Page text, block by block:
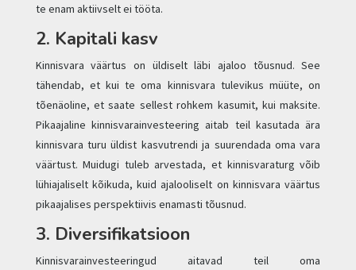
te enam aktiivselt ei tööta.
2. Kapitali kasv
Kinnisvara väärtus on üldiselt läbi ajaloo tõusnud. See
tähendab, et kui te oma kinnisvara tulevikus müüte, on
tõenäoline, et saate sellest rohkem kasumit, kui maksite.
Pikaajaline kinnisvarainvesteering aitab teil kasutada ära
kinnisvara turu üldist kasvutrendi ja suurendada oma vara
väärtust. Muidugi tuleb arvestada, et kinnisvaraturg võib
lühiajaliselt kõikuda, kuid ajalooliselt on kinnisvara väärtus
pikaajalises perspektiivis enamasti tõusnud.
3. Diversifikatsioon
Kinnisvarainvesteeringud aitavad teil oma